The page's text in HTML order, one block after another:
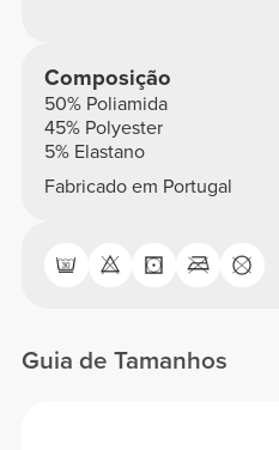
Composição
50% Poliamida
45% Polyester
5% Elastano
Fabricado em Portugal
Guia de Tamanhos